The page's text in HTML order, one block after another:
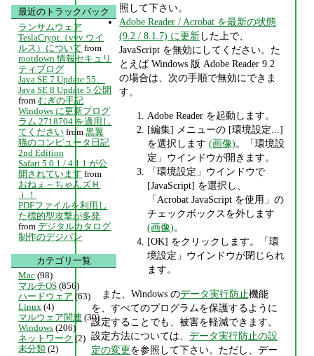
照して下さい。
Adobe Reader / Acrobat を最新の状態
(9.2 / 8.1.7) に更新した上で、
JavaScript を無効にしてください。た
とえば Windows 版 Adobe Reader 9.2
の場合は、次の手順で無効にできま
す。
Adobe Reader を起動します。
[編集] メニューの [環境設定...]
を選択します(画像)。「環境設
定」ウインドウが開きます。
「環境設定」ウインドウで
[JavaScript] を選択し、
「Acrobat JavaScript を使用」の
チェックボックスを外します
(画像)。
[OK] をクリックします。「環
境設定」ウインドウが閉じられ
ます。
また、Windows のデータ実行防止機能
を、すべてのプログラムを保護するように
設定することでも、被害を軽減できます。
設定方法については、データ実行防止の設
定の変更を参照して下さい。ただし、デー
最近のトラックバック
ランサムウェア
TeslaCrypt（vvv ウイ
ルス）について from
rootdown 情報セキュリ
ティブログ
Java SE 7 Update 55、
Java SE 8 Update 5 公開
from むぎの手記
Windows に更新プログ
ラム 2718704 を適用し
てください from 黒翼
猫のコンピュータ日記
2nd Edition
Safari 5.0.1 / 4.1.1 が公
開されています from
おねぇ～ちゃんズＨ
ｉ！
PDFファイルを利用し
た標的型攻撃が多発
from デジタルカタログ
制作のデジパン
カテゴリ一覧
Mac (98)
マルチOS (856)
ハードウェア (63)
Linux (4)
マルウェア関連 (30)
Windows (206)
ネットワーク (2)
未分類 (2)